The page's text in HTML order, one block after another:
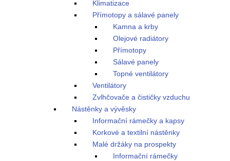
Klimatizace
Přímotopy a sálavé panely
Kamna a krby
Olejové radiátory
Přímotopy
Sálavé panely
Topné ventilátory
Ventilátory
Zvlhčovače a čističky vzduchu
Nástěnky a vývěsky
Informační rámečky a kapsy
Korkové a textilní nástěnky
Malé držáky na prospekty
Informační rámečky